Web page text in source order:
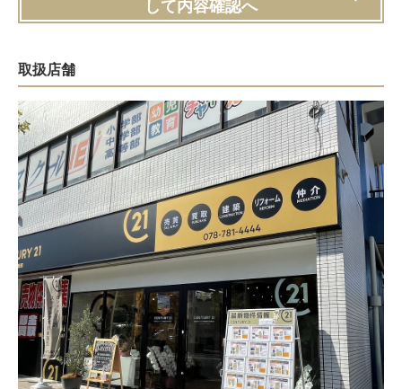
して内容確認へ
取扱店舗